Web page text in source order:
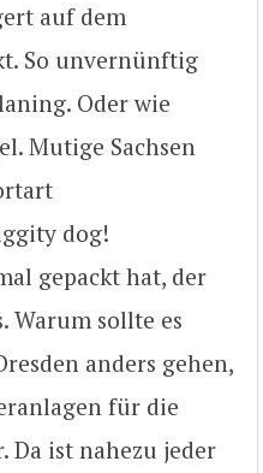
auf dem
So unvernünftig
Oder wie
Mutige Sachsen
dog!
gepackt hat, der
sollte es
anders gehen,
für die
ist nahezu jeder